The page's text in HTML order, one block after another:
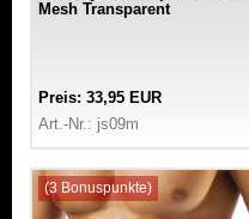
Mesh Transparent
Preis: 33,95 EUR
Art.-Nr.: js09m
(3 Bonuspunkte)